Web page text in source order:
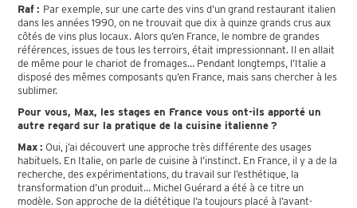
Raf : Par exemple, sur une carte des vins d’un grand restaurant italien
dans les années 1990, on ne trouvait que dix à quinze grands crus aux
côtés de vins plus locaux. Alors qu’en France, le nombre de grandes
références, issues de tous les terroirs, était impressionnant. Il en allait
de même pour le chariot de fromages… Pendant longtemps, l’Italie a
disposé des mêmes composants qu’en France, mais sans chercher à les
sublimer.
Pour vous, Max, les stages en France vous ont-ils apporté un
autre regard sur la pratique de la cuisine italienne ?
Max : Oui, j’ai découvert une approche très différente des usages
habituels. En Italie, on parle de cuisine à l’instinct. En France, il y a de la
recherche, des expérimentations, du travail sur l’esthétique, la
transformation d’un produit… Michel Guérard a été à ce titre un
modèle. Son approche de la diététique l’a toujours placé à l’avant-